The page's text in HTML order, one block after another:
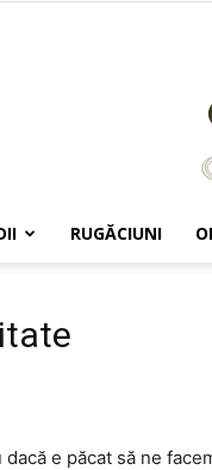
RUGĂCIUNI
dacă e păcat să ne